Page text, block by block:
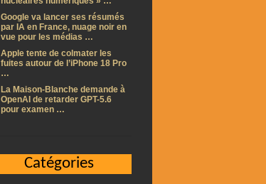
Google va lancer ses résumés
par IA en France, nuage noir en
vue pour les médias …
Apple tente de colmater les
fuites autour de l’iPhone 18 Pro
…
La Maison-Blanche demande à
OpenAI de retarder GPT-5.6
pour examen …
Catégories